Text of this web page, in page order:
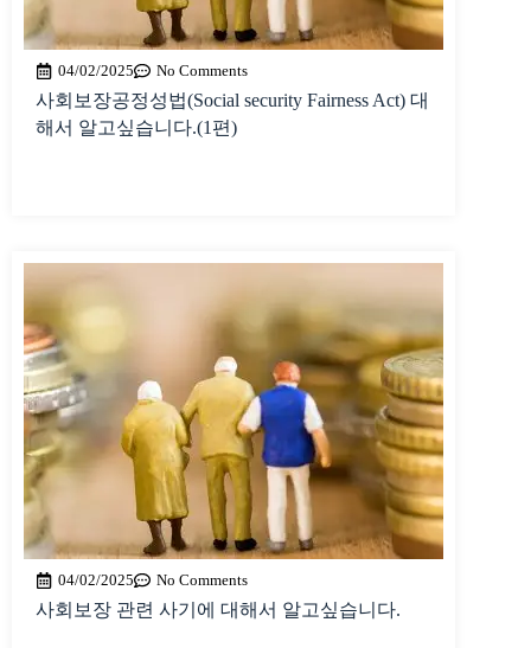
04/02/2025 No Comments
사회보장공정성법(Social security Fairness Act) 대
해서 알고싶습니다.(1편)
04/02/2025 No Comments
사회보장 관련 사기에 대해서 알고싶습니다.